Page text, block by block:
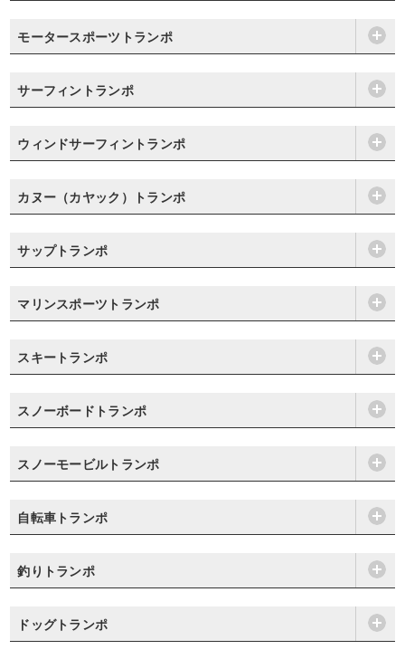
モータースポーツトランポ
サーフィントランポ
ウィンドサーフィントランポ
カヌー（カヤック）トランポ
サップトランポ
マリンスポーツトランポ
スキートランポ
スノーボードトランポ
スノーモービルトランポ
自転車トランポ
釣りトランポ
ドッグトランポ